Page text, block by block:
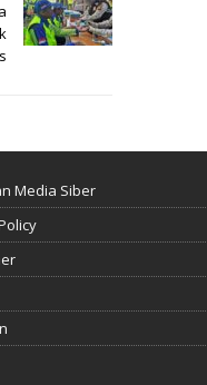
Media Siber